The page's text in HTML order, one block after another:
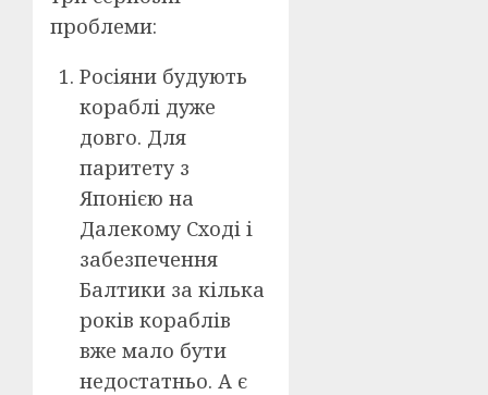
проблеми:
Росіяни будують
кораблі дуже
довго. Для
паритету з
Японією на
Далекому Сході і
забезпечення
Балтики за кілька
років кораблів
вже мало бути
недостатньо. А є